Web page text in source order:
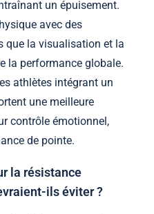
un épuisement.
avec des
que la visualisation et la
la performance globale.
athlètes intégrant un
une meilleure
contrôle émotionnel,
de pointe.
la résistance
ils éviter ?